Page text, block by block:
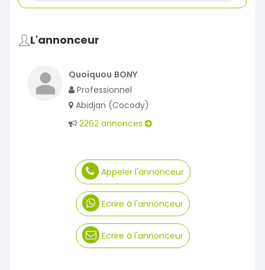
L'annonceur
Quoiquou BONY
Professionnel
Abidjan (Cocody)
2262 annonces
Appeler l'annonceur
Ecrire à l'annonceur
Ecrire à l'annonceur